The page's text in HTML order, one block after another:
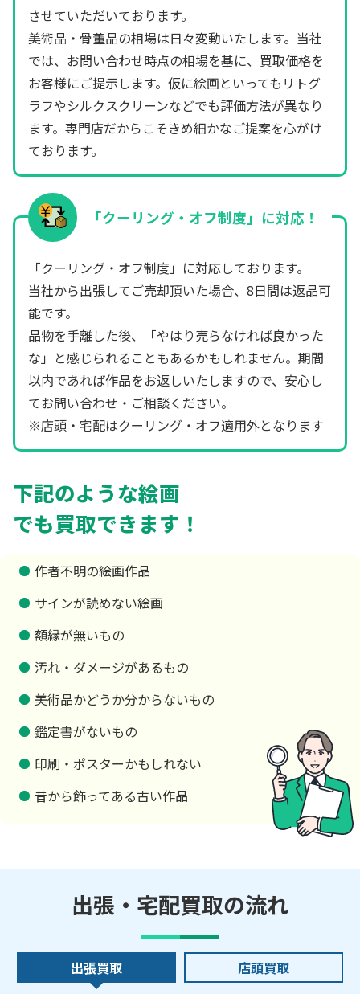
させていただいております。
美術品・骨董品の相場は日々変動いたします。当社
では、お問い合わせ時点の相場を基に、買取価格を
お客様にご提示します。仮に絵画といってもリトグ
ラフやシルクスクリーンなどでも評価方法が異なり
ます。専門店だからこそきめ細かなご提案を心がけ
ております。
「クーリング・オフ制度」に対応！
「クーリング・オフ制度」に対応しております。
当社から出張してご売却頂いた場合、8日間は返品可
能です。
品物を手離した後、「やはり売らなければ良かった
な」と感じられることもあるかもしれません。期間
以内であれば作品をお返しいたしますので、安心し
てお問い合わせ・ご相談ください。
※店頭・宅配はクーリング・オフ適用外となります
下記のような絵画
でも買取できます！
作者不明の絵画作品
サインが読めない絵画
額縁が無いもの
汚れ・ダメージがあるもの
美術品かどうか分からないもの
鑑定書がないもの
印刷・ポスターかもしれない
昔から飾ってある古い作品
出張・宅配買取の流れ
出張買取 店頭買取